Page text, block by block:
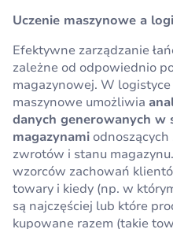
Uczenie maszynowe a
Efektywne zarządzanie
zależne od odpowiednio
magazynowej. W
maszynowe umożliwia
danych generowanych w
magazynami
zwrotów i stanu
wzorców zachowań
towary i kiedy (np. w
są najczęściej lub które
kupowane razem (takie